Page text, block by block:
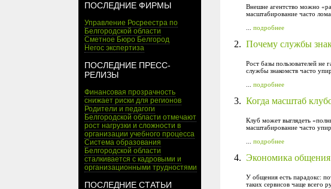
ПОСЛЕДНИЕ ФИРМЫ
Управление Росреестра по
Белгородской области
Сметное Бюро Белгород
Негос экспертиза
ПОСЛЕДНИЕ ПРЕСС-
РЕЛИЗЫ
Финансовая прозрачность
снижает риски для регионов
Родители и педагоги
Белгородской области отмечают
рост нагрузки и сложности в
организации учебного процесса
Система образования
Белгородской области
сталкивается с кадровыми и
организационными трудностями
ПОСЛЕДНИЕ СТАТЬИ
Внешне агентство можно
масштабирование часто
подробнее
2. Почему службы
Рост базы пользователей не
службы знакомств часто
подробнее
3. Когда масштаб
Клуб может выглядеть
масштабирование часто
подробнее
4. Экономика общения
У общения есть парадокс:
таких сервисов чаще всего